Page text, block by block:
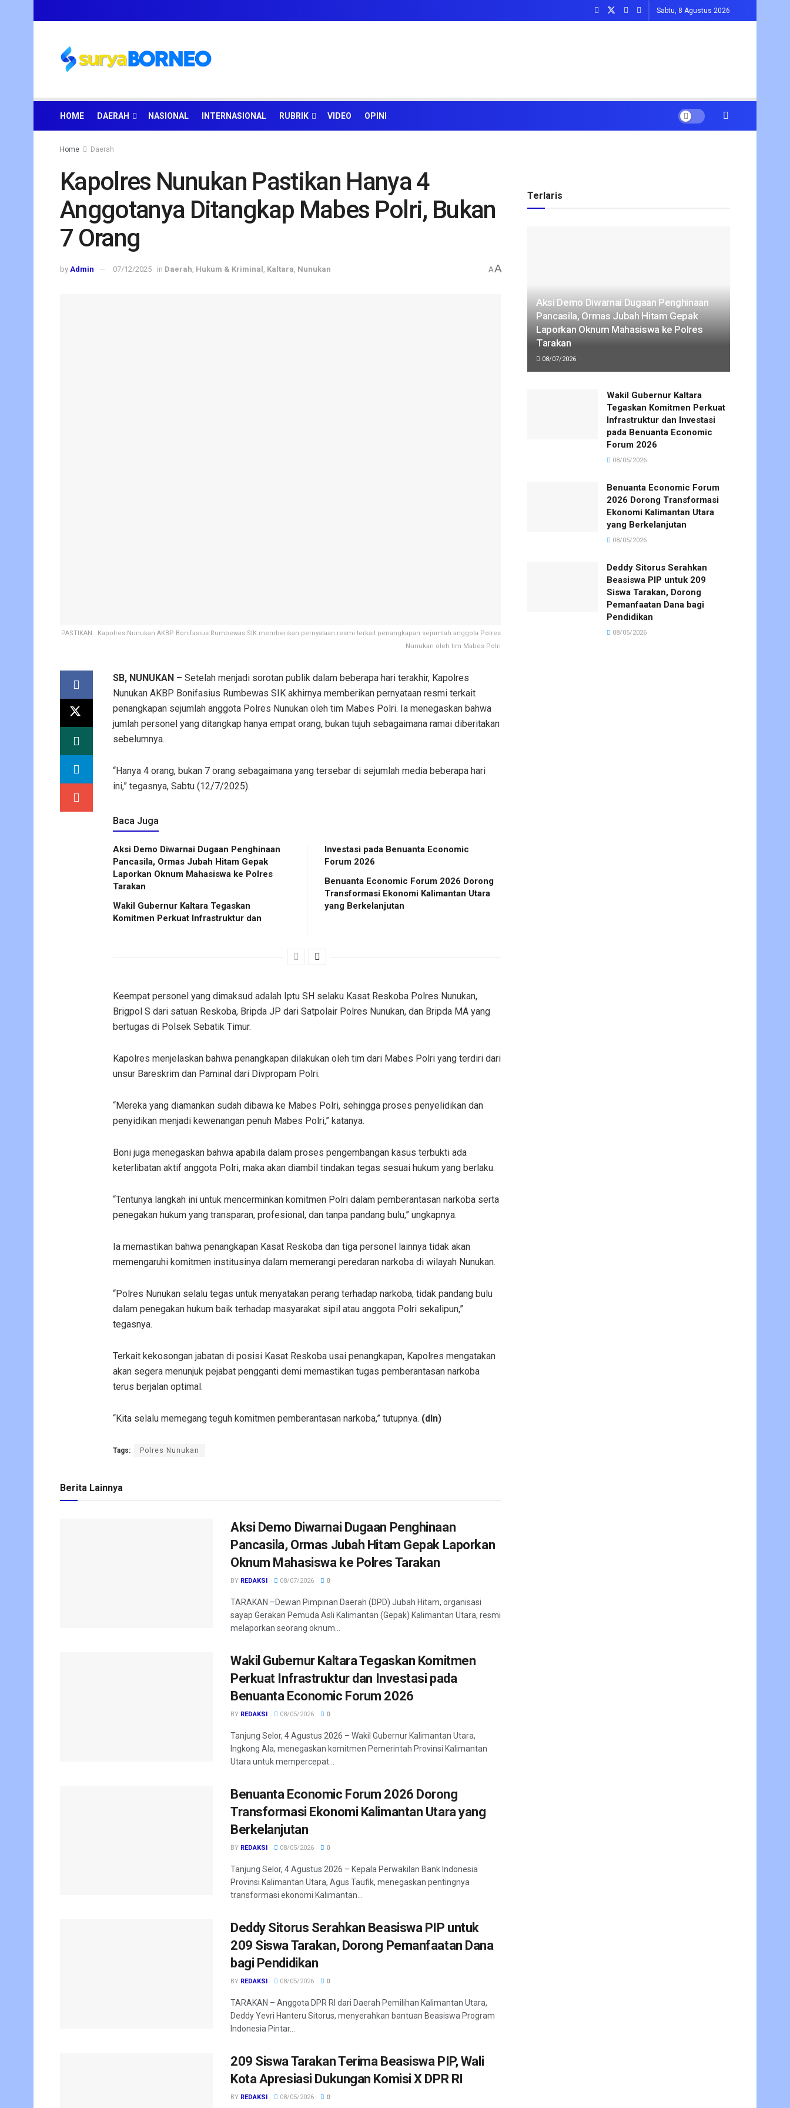
Sabtu, 8 Agustus 2026
HOME DAERAH NASIONAL INTERNASIONAL RUBRIK VIDEO OPINI
Home Daerah
Kapolres Nunukan Pastikan Hanya 4
Anggotanya Ditangkap Mabes Polri, Bukan
7 Orang
by Admin 07/12/2025 in Daerah Hukum & Kriminal Kaltara Nunukan AA
PASTIKAN : Kapolres Nunukan AKBP Bonifasius Rumbewas SIK memberikan pernyataan resmi terkait penangkapan sejumlah anggota Polres
Nunukan oleh tim Mabes Polri
SB, NUNUKAN – Setelah menjadi sorotan publik dalam beberapa hari terakhir, Kapolres
Nunukan AKBP Bonifasius Rumbewas SIK akhirnya memberikan pernyataan resmi terkait
penangkapan sejumlah anggota Polres Nunukan oleh tim Mabes Polri. Ia menegaskan bahwa
jumlah personel yang ditangkap hanya empat orang, bukan tujuh sebagaimana ramai diberitakan
sebelumnya.
“Hanya 4 orang, bukan 7 orang sebagaimana yang tersebar di sejumlah media beberapa hari
ini,” tegasnya, Sabtu (12/7/2025).
Baca Juga
Aksi Demo Diwarnai Dugaan Penghinaan
Pancasila, Ormas Jubah Hitam Gepak
Laporkan Oknum Mahasiswa ke Polres
Tarakan
Wakil Gubernur Kaltara Tegaskan
Komitmen Perkuat Infrastruktur dan
Investasi pada Benuanta Economic
Forum 2026
Benuanta Economic Forum 2026 Dorong
Transformasi Ekonomi Kalimantan Utara
yang Berkelanjutan
Keempat personel yang dimaksud adalah Iptu SH selaku Kasat Reskoba Polres Nunukan,
Brigpol S dari satuan Reskoba, Bripda JP dari Satpolair Polres Nunukan, dan Bripda MA yang
bertugas di Polsek Sebatik Timur.
Kapolres menjelaskan bahwa penangkapan dilakukan oleh tim dari Mabes Polri yang terdiri dari
unsur Bareskrim dan Paminal dari Divpropam Polri.
“Mereka yang diamankan sudah dibawa ke Mabes Polri, sehingga proses penyelidikan dan
penyidikan menjadi kewenangan penuh Mabes Polri,” katanya.
Boni juga menegaskan bahwa apabila dalam proses pengembangan kasus terbukti ada
keterlibatan aktif anggota Polri, maka akan diambil tindakan tegas sesuai hukum yang berlaku.
“Tentunya langkah ini untuk mencerminkan komitmen Polri dalam pemberantasan narkoba serta
penegakan hukum yang transparan, profesional, dan tanpa pandang bulu,” ungkapnya.
Ia memastikan bahwa penangkapan Kasat Reskoba dan tiga personel lainnya tidak akan
memengaruhi komitmen institusinya dalam memerangi peredaran narkoba di wilayah Nunukan.
“Polres Nunukan selalu tegas untuk menyatakan perang terhadap narkoba, tidak pandang bulu
dalam penegakan hukum baik terhadap masyarakat sipil atau anggota Polri sekalipun,”
tegasnya.
Terkait kekosongan jabatan di posisi Kasat Reskoba usai penangkapan, Kapolres mengatakan
akan segera menunjuk pejabat pengganti demi memastikan tugas pemberantasan narkoba
terus berjalan optimal.
“Kita selalu memegang teguh komitmen pemberantasan narkoba,” tutupnya. (dln)
Tags: Polres Nunukan
Berita Lainnya
Aksi Demo Diwarnai Dugaan Penghinaan
Pancasila, Ormas Jubah Hitam Gepak Laporkan
Oknum Mahasiswa ke Polres Tarakan
BY REDAKSI 08/07/2026 0
TARAKAN –Dewan Pimpinan Daerah (DPD) Jubah Hitam, organisasi
sayap Gerakan Pemuda Asli Kalimantan (Gepak) Kalimantan Utara, resmi
melaporkan seorang oknum...
Wakil Gubernur Kaltara Tegaskan Komitmen
Perkuat Infrastruktur dan Investasi pada
Benuanta Economic Forum 2026
BY REDAKSI 08/05/2026 0
Tanjung Selor, 4 Agustus 2026 – Wakil Gubernur Kalimantan Utara,
Ingkong Ala, menegaskan komitmen Pemerintah Provinsi Kalimantan
Utara untuk mempercepat...
Benuanta Economic Forum 2026 Dorong
Transformasi Ekonomi Kalimantan Utara yang
Berkelanjutan
BY REDAKSI 08/05/2026 0
Tanjung Selor, 4 Agustus 2026 – Kepala Perwakilan Bank Indonesia
Provinsi Kalimantan Utara, Agus Taufik, menegaskan pentingnya
transformasi ekonomi Kalimantan...
Deddy Sitorus Serahkan Beasiswa PIP untuk
209 Siswa Tarakan, Dorong Pemanfaatan Dana
bagi Pendidikan
BY REDAKSI 08/05/2026 0
TARAKAN – Anggota DPR RI dari Daerah Pemilihan Kalimantan Utara,
Deddy Yevri Hanteru Sitorus, menyerahkan bantuan Beasiswa Program
Indonesia Pintar...
209 Siswa Tarakan Terima Beasiswa PIP, Wali
Kota Apresiasi Dukungan Komisi X DPR RI
BY REDAKSI 08/05/2026 0
Terlaris
Aksi Demo Diwarnai Dugaan Penghinaan
Pancasila, Ormas Jubah Hitam Gepak
Laporkan Oknum Mahasiswa ke Polres
Tarakan
08/07/2026
Wakil Gubernur Kaltara
Tegaskan Komitmen Perkuat
Infrastruktur dan Investasi
pada Benuanta Economic
Forum 2026
08/05/2026
Benuanta Economic Forum
2026 Dorong Transformasi
Ekonomi Kalimantan Utara
yang Berkelanjutan
08/05/2026
Deddy Sitorus Serahkan
Beasiswa PIP untuk 209
Siswa Tarakan, Dorong
Pemanfaatan Dana bagi
Pendidikan
08/05/2026